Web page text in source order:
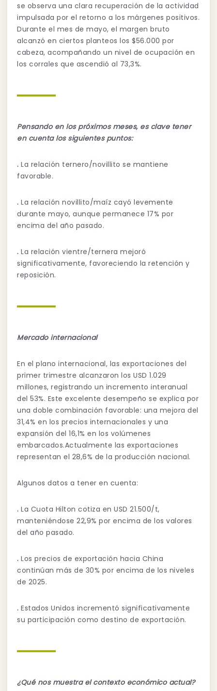
se observa una clara recuperación de la actividad
impulsada por el retorno a los márgenes positivos.
Durante el mes de mayo, el margen bruto
alcanzó en ciertos planteos los $56.000 por
cabeza, acompañando un nivel de ocupación en
los corrales que ascendió al 73,3%.
Pensando en los próximos meses, es clave tener
en cuenta los siguientes puntos:
. La relación ternero/novillito se mantiene
favorable.
. La relación novillito/maíz cayó levemente
durante mayo, aunque permanece 17% por
encima del año pasado.
. La relación vientre/ternera mejoró
significativamente, favoreciendo la retención y
reposición.
Mercado internacional
En el plano internacional, las exportaciones del
primer trimestre alcanzaron los USD 1.029
millones, registrando un incremento interanual
del 53%. Este excelente desempeño se explica por
una doble combinación favorable: una mejora del
31,4% en los precios internacionales y una
expansión del 16,1% en los volúmenes
embarcados.Actualmente las exportaciones
representan el 28,6% de la producción nacional.
Algunos datos a tener en cuenta:
. La Cuota Hilton cotiza en USD 21.500/t,
manteniéndose 22,9% por encima de los valores
del año pasado.
. Los precios de exportación hacia China
continúan más de 30% por encima de los niveles
de 2025.
. Estados Unidos incrementó significativamente
su participación como destino de exportación.
¿Qué nos muestra el contexto económico actual?